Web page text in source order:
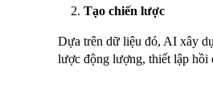
Tạo chiến lược
Dựa trên dữ liệu đó, AI xây
lược động lượng, thiết lập hồi